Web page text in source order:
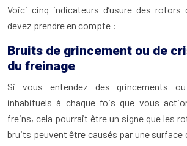
Voici cinq indicateurs d’usure des
devez prendre en compte :
Bruits de grincement ou de
du freinage
Si vous entendez des grincements
inhabituels à chaque fois que vous
freins, cela pourrait être un signe que les
bruits peuvent être causés par une surface